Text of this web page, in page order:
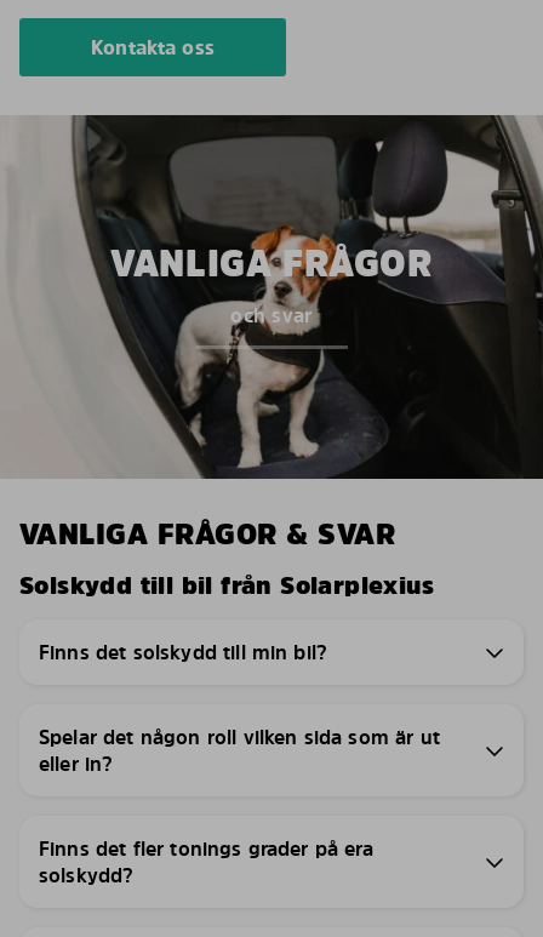
Kontakta oss
VANLIGA FRÅGOR
och svar
VANLIGA FRÅGOR & SVAR
Solskydd till bil från Solarplexius
Finns det solskydd till min bil?
Spelar det någon roll vilken sida som är ut
eller in?
Finns det fler tonings grader på era
solskydd?